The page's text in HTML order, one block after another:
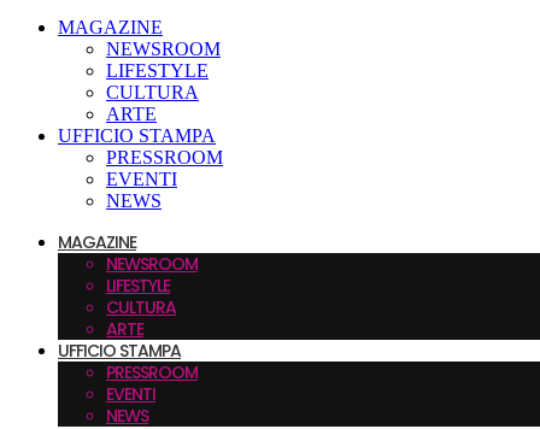
MAGAZINE
NEWSROOM
LIFESTYLE
CULTURA
ARTE
UFFICIO STAMPA
PRESSROOM
EVENTI
NEWS
MAGAZINE
NEWSROOM
LIFESTYLE
CULTURA
ARTE
UFFICIO STAMPA
PRESSROOM
EVENTI
NEWS